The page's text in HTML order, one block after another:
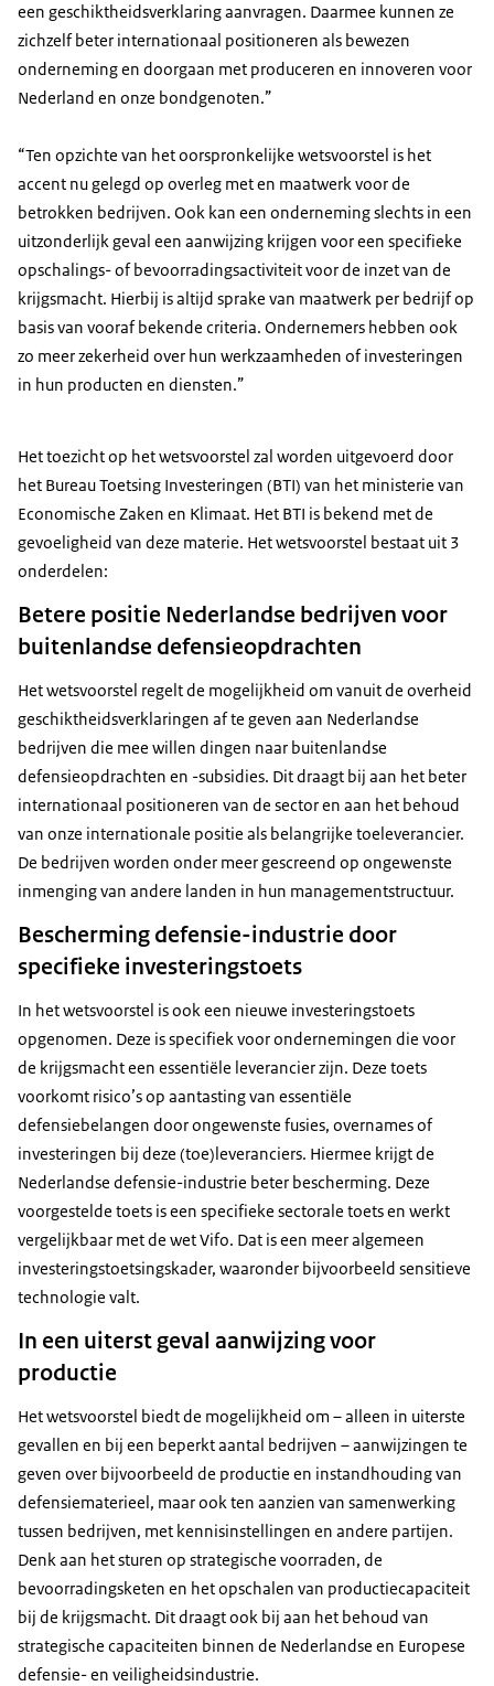
een geschiktheidsverklaring aanvragen. Daarmee kunnen ze
zichzelf beter internationaal positioneren als bewezen
onderneming en doorgaan met produceren en innoveren voor
Nederland en onze bondgenoten.”
“Ten opzichte van het oorspronkelijke wetsvoorstel is het
accent nu gelegd op overleg met en maatwerk voor de
betrokken bedrijven. Ook kan een onderneming slechts in een
uitzonderlijk geval een aanwijzing krijgen voor een specifieke
opschalings- of bevoorradingsactiviteit voor de inzet van de
krijgsmacht. Hierbij is altijd sprake van maatwerk per bedrijf op
basis van vooraf bekende criteria. Ondernemers hebben ook
zo meer zekerheid over hun werkzaamheden of investeringen
in hun producten en diensten.”
Het toezicht op het wetsvoorstel zal worden uitgevoerd door
het Bureau Toetsing Investeringen (BTI) van het ministerie van
Economische Zaken en Klimaat. Het BTI is bekend met de
gevoeligheid van deze materie. Het wetsvoorstel bestaat uit 3
onderdelen:
Betere positie Nederlandse bedrijven voor
buitenlandse defensieopdrachten
Het wetsvoorstel regelt de mogelijkheid om vanuit de overheid
geschiktheidsverklaringen af te geven aan Nederlandse
bedrijven die mee willen dingen naar buitenlandse
defensieopdrachten en -subsidies. Dit draagt bij aan het beter
internationaal positioneren van de sector en aan het behoud
van onze internationale positie als belangrijke toeleverancier.
De bedrijven worden onder meer gescreend op ongewenste
inmenging van andere landen in hun managementstructuur.
Bescherming defensie-industrie door
specifieke investeringstoets
In het wetsvoorstel is ook een nieuwe investeringstoets
opgenomen. Deze is specifiek voor ondernemingen die voor
de krijgsmacht een essentiële leverancier zijn. Deze toets
voorkomt risico’s op aantasting van essentiële
defensiebelangen door ongewenste fusies, overnames of
investeringen bij deze (toe)leveranciers. Hiermee krijgt de
Nederlandse defensie-industrie beter bescherming. Deze
voorgestelde toets is een specifieke sectorale toets en werkt
vergelijkbaar met de wet Vifo. Dat is een meer algemeen
investeringstoetsingskader, waaronder bijvoorbeeld sensitieve
technologie valt.
In een uiterst geval aanwijzing voor
productie
Het wetsvoorstel biedt de mogelijkheid om – alleen in uiterste
gevallen en bij een beperkt aantal bedrijven – aanwijzingen te
geven over bijvoorbeeld de productie en instandhouding van
defensiematerieel, maar ook ten aanzien van samenwerking
tussen bedrijven, met kennisinstellingen en andere partijen.
Denk aan het sturen op strategische voorraden, de
bevoorradingsketen en het opschalen van productiecapaciteit
bij de krijgsmacht. Dit draagt ook bij aan het behoud van
strategische capaciteiten binnen de Nederlandse en Europese
defensie- en veiligheidsindustrie.